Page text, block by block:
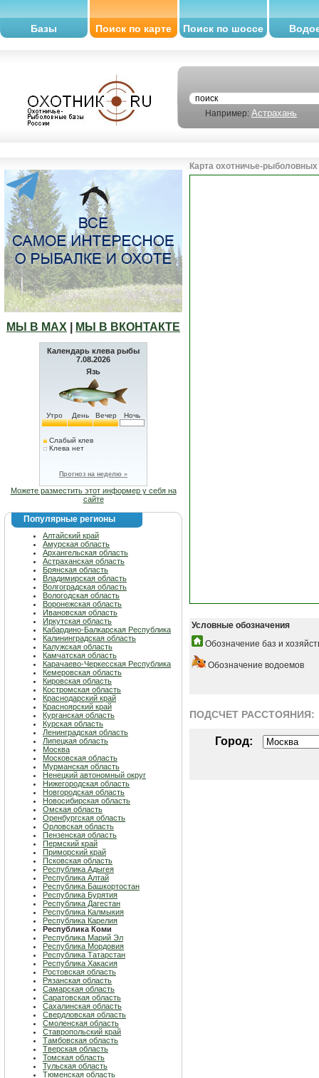
Базы Поиск по карте Поиск по шоссе
Например: Астрахань
МЫ В МАХ МЫ В ВКОНТАКТЕ
Календарь клева рыбы
7.08.2026
Язь
Утро День Вечер Ночь
Слабый клев
Клева нет
Прогноз на неделю »
Можете разместить этот информер у себя на
сайте
Популярные регионы
Алтайский край
Амурская область
Архангельская область
Астраханская область
Брянская область
Владимирская область
Волгоградская область
Вологодская область
Воронежская область
Ивановская область
Иркутская область
Кабардино-Балкарская Республика
Калининградская область
Калужская область
Камчатская область
Карачаево-Черкесская Республика
Кемеровская область
Кировская область
Костромская область
Краснодарский край
Красноярский край
Курганская область
Курская область
Ленинградская область
Липецкая область
Москва
Московская область
Мурманская область
Ненецкий автономный округ
Нижегородская область
Новгородская область
Новосибирская область
Омская область
Оренбургская область
Орловская область
Пензенская область
Пермский край
Приморский край
Псковская область
Республика Адыгея
Республика Алтай
Республика Башкортостан
Республика Бурятия
Республика Дагестан
Республика Калмыкия
Республика Карелия
Республика Коми
Республика Марий Эл
Республика Мордовия
Республика Татарстан
Республика Хакасия
Ростовская область
Рязанская область
Самарская область
Саратовская область
Сахалинская область
Свердловская область
Смоленская область
Ставропольский край
Тамбовская область
Тверская область
Томская область
Тульская область
Тюменская область
Карта охотничье-
Условные обозначения
Обозначение баз и
Обозначение водоемов
ПОДСЧЕТ РАСCТОЯНИЯ:
Город: